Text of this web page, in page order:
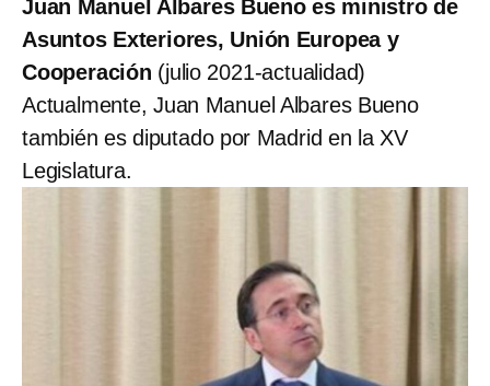
Juan Manuel Albares Bueno es ministro de
Asuntos Exteriores, Unión Europea y
Cooperación (julio 2021-actualidad)
Actualmente, Juan Manuel Albares Bueno
también es diputado por Madrid en la XV
Legislatura.